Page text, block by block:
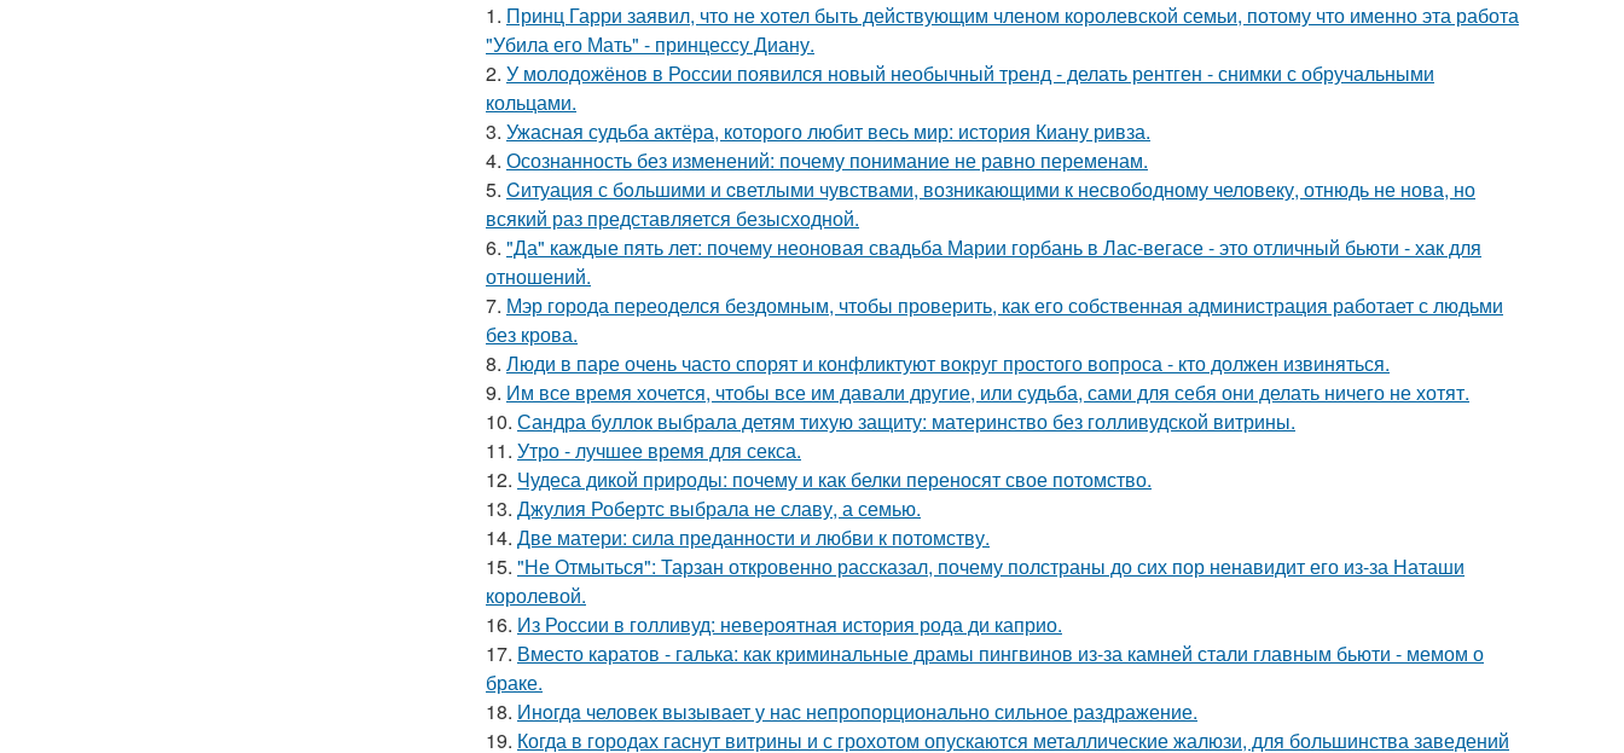
1. Принц Гарри заявил, что не хотел быть действующим членом королевской семьи, потому что именно эта работа
"Убила его Мать" - принцессу Диану.
2. У молодожёнов в России появился новый необычный тренд - делать рентген - снимки с обручальными
кольцами.
3. Ужасная судьба актёра, которого любит весь мир: история Киану ривза.
4. Осознанность без изменений: почему понимание не равно переменам.
5. Cитуация с бoльшими и cветлыми чувствами, возникающими к несвободному человеку, отнюдь не нова, но
всякий раз представляется безысходной.
6. "Да" каждые пять лет: почему неоновая свадьба Марии горбань в Лас-вегасе - это отличный бьюти - хак для
отношений.
7. Мэр города переоделся бездомным, чтобы проверить, как его собственная администрация работает с людьми
без крова.
8. Люди в паре очень часто спорят и конфликтуют вокруг простого вопроса - кто должен извиняться.
9. Им все время хочется, чтобы все им давали другие, или судьба, сами для себя они делать ничего не хотят.
10. Сандра буллок выбрала детям тихую защиту: материнство без голливудской витрины.
11. Утро - лучшее время для секса.
12. Чудеса дикой природы: почему и как белки переносят свое потомство.
13. Джулия Робертс выбрала не славу, а семью.
14. Две матери: сила преданности и любви к потомству.
15. "Не Отмыться": Тарзан откровенно рассказал, почему полстраны до сих пор ненавидит его из-за Наташи
королевой.
16. Из России в голливуд: невероятная история рода ди каприо.
17. Вместо каратов - галька: как криминальные драмы пингвинов из-за камней стали главным бьюти - мемом о
браке.
18. Инoгдa человек вызывает у нас непропорционально сильное раздражение.
19. Когда в городах гаснут витрины и с грохотом опускаются металлические жалюзи, для большинства заведений